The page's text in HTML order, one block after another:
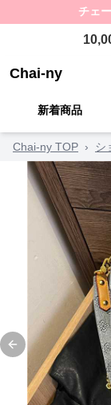
チェ
Chai-ny
新着商品
Chai-ny TOP › シ
Previous slide